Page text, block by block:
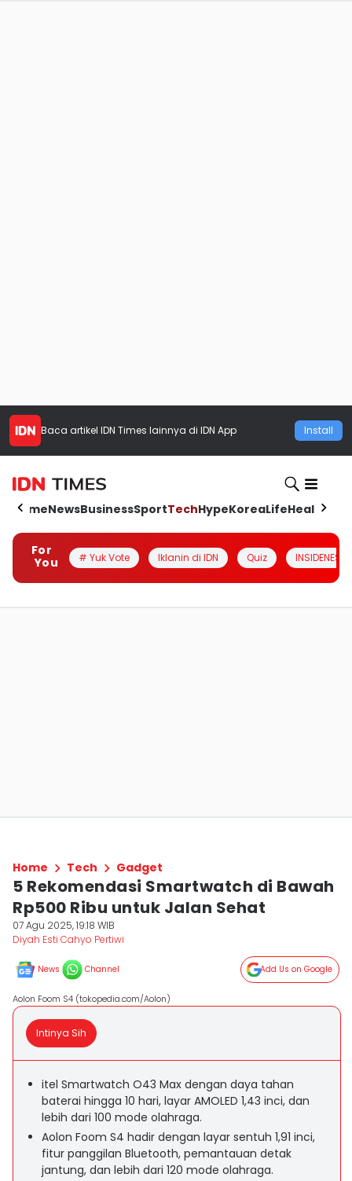
Baca artikel IDN Times lainnya di IDN App Install
HomeNewsBusinessSportTechHypeKoreaLifeHealth
For
You
# Yuk Vote Iklanin di IDN Quiz INSIDENESIA
Home Tech Gadget
5 Rekomendasi Smartwatch di Bawah
Rp500 Ribu untuk Jalan Sehat
07 Agu 2025, 19:18 WIB
Diyah Esti Cahyo Pertiwi
News Channel Add Us on Google
Aolon Foom S4 (tokopedia.com/Aolon)
Intinya Sih
itel Smartwatch O43 Max dengan daya tahan
baterai hingga 10 hari, layar AMOLED 1,43 inci, dan
lebih dari 100 mode olahraga.
Aolon Foom S4 hadir dengan layar sentuh 1,91 inci,
fitur panggilan Bluetooth, pemantauan detak
jantung, dan lebih dari 120 mode olahraga.